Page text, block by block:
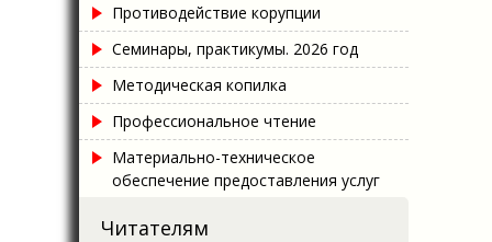
Противодействие корупции
Семинары, практикумы. 2026 год
Методическая копилка
Профессиональное чтение
Материально-техническое
обеспечение предоставления услуг
Читателям